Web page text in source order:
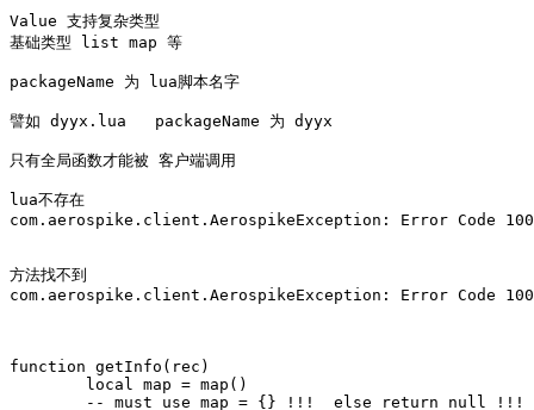
Value 支持复杂类型
基础类型 list map 等
packageName 为 lua脚本名字
譬如 dyyx.lua   packageName 为 dyyx
只有全局函数才能被 客户端调用
lua不存在
com.aerospike.client.AerospikeException: Error Code
方法找不到
com.aerospike.client.AerospikeException: Error Code
function getInfo(rec)